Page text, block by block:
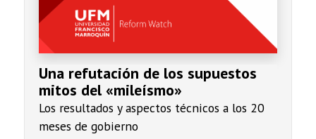
Una refutación de los supuestos
mitos del «mileísmo»
Los resultados y aspectos técnicos a los 20
meses de gobierno